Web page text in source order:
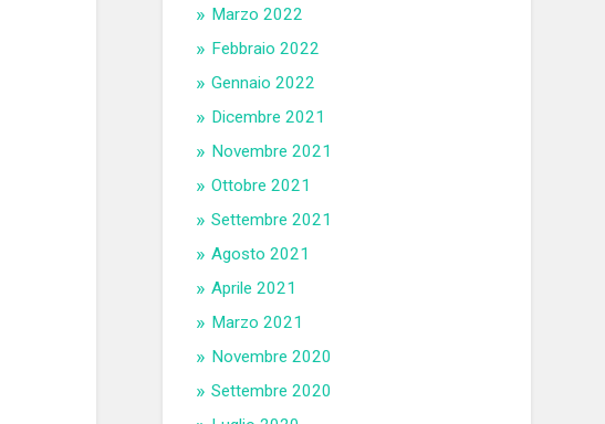
Marzo 2022
Febbraio 2022
Gennaio 2022
Dicembre 2021
Novembre 2021
Ottobre 2021
Settembre 2021
Agosto 2021
Aprile 2021
Marzo 2021
Novembre 2020
Settembre 2020